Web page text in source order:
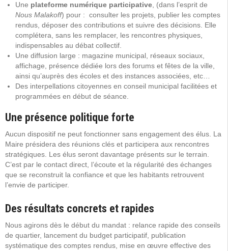
Une plateforme numérique participative , (dans l’esprit de
Nous Malakoff) pour : consulter les projets, publier les comptes
rendus, déposer des contributions et suivre des décisions. Elle
complétera, sans les remplacer, les rencontres physiques,
indispensables au débat collectif.
Une diffusion large : magazine municipal, réseaux sociaux,
affichage, présence dédiée lors des forums et fêtes de la ville,
ainsi qu’auprès des écoles et des instances associées, etc…
Des interpellations citoyennes en conseil municipal facilitées et
programmées en début de séance.
Une présence politique forte
Aucun dispositif ne peut fonctionner sans engagement des élus. La
Maire présidera des réunions clés et participera aux rencontres
stratégiques. Les élus seront davantage présents sur le terrain.
C’est par le contact direct, l’écoute et la régularité des échanges
que se reconstruit la confiance et que les habitants retrouvent
l’envie de participer.
Des résultats concrets et rapides
Nous agirons dès le début du mandat : relance rapide des conseils
de quartier, lancement du budget participatif, publication
systématique des comptes rendus, mise en œuvre effective des